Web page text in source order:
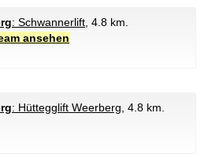
: Schwannerlift , 4.8 km.
ansehen
: Hüttegglift Weerberg , 4.8 km.